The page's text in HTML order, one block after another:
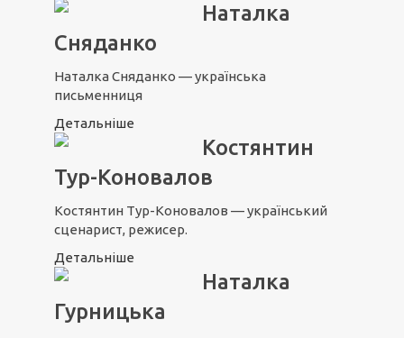
Наталка
Сняданко
Наталка Сняданко — українська
письменниця
Детальніше
Костянтин
Тур-Коновалов
Костянтин Тур-Коновалов — український
сценарист, режисер.
Детальніше
Наталка
Гурницька